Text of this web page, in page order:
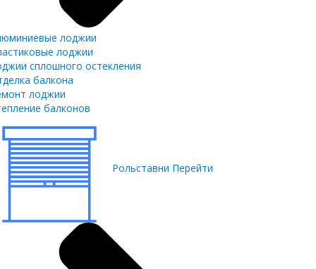
лоджии
лоджии
сплошного остекления
балкона
лоджии
балконов
Рольставни Перейти